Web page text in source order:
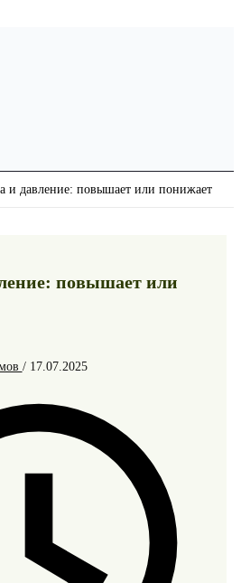
и давление: повышает или понижает
повышает или
/ 17.07.2025